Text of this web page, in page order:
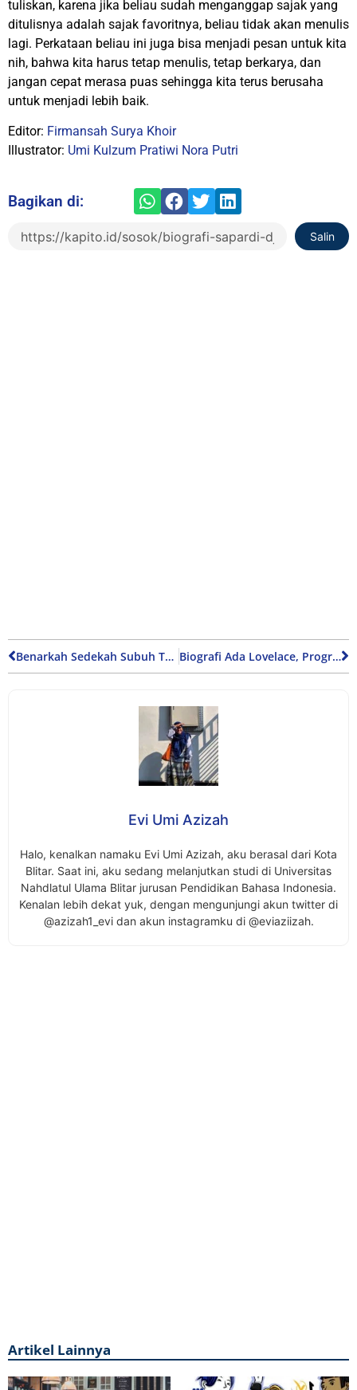
tuliskan, karena jika beliau sudah menganggap sajak yang
ditulisnya adalah sajak favoritnya, beliau tidak akan menulis
lagi. Perkataan beliau ini juga bisa menjadi pesan untuk kita
nih, bahwa kita harus tetap menulis, tetap berkarya, dan
jangan cepat merasa puas sehingga kita terus berusaha
untuk menjadi lebih baik.
Editor: Firmansah Surya Khoir
Illustrator: Umi Kulzum Pratiwi Nora Putri
Bagikan di:
Salin
Benarkah Sedekah Subuh Termasuk Sunah Nabi? Biografi Ada Lovelace, Programmer Pertama di Dunia
Evi Umi Azizah
Halo, kenalkan namaku Evi Umi Azizah, aku berasal dari Kota
Blitar. Saat ini, aku sedang melanjutkan studi di Universitas
Nahdlatul Ulama Blitar jurusan Pendidikan Bahasa Indonesia.
Kenalan lebih dekat yuk, dengan mengunjungi akun twitter di
@azizah1_evi dan akun instagramku di @eviaziizah.
Artikel Lainnya